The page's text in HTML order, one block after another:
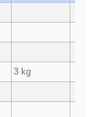
3 kg